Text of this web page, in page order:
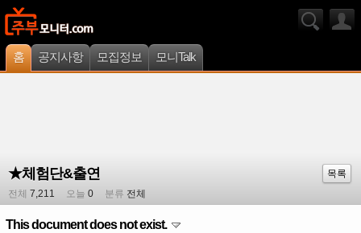
홈 공지사항 모집정보 모니Talk
★체험단&출연
목록
전체 7,211 오늘 0 분류 전체
This document does not exist.